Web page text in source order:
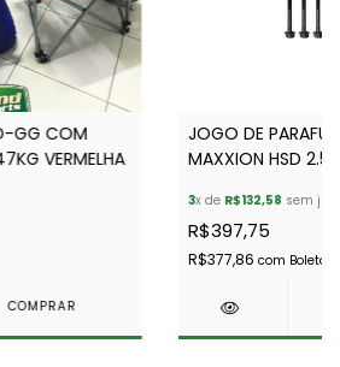
GG COM
VERMELHA
JOGO DE
MAXXION HSD
3x de R$132,58 sem
R$397,75
R$377,86 com Boleto